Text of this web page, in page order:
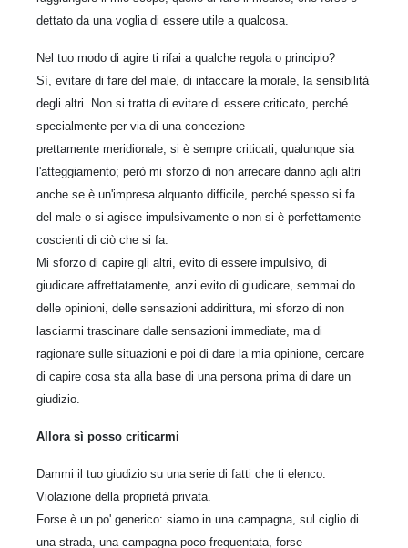
dettato da una voglia di essere utile a qualcosa.
Nel tuo modo di agire ti rifai a qualche regola o principio?
Sì, evitare di fare del male, di intaccare la morale, la sensibilità
degli altri. Non si tratta di evitare di essere criticato, perché
specialmente per via di una concezione
prettamente meridionale, si è sempre criticati, qualunque sia
l'atteggiamento; però mi sforzo di non arrecare danno agli altri
anche se è un'impresa alquanto difficile, perché spesso si fa
del male o si agisce impulsivamente o non si è perfettamente
coscienti di ciò che si fa.
Mi sforzo di capire gli altri, evito di essere impulsivo, di
giudicare affrettatamente, anzi evito di giudicare, semmai do
delle opinioni, delle sensazioni addirittura, mi sforzo di non
lasciarmi trascinare dalle sensazioni immediate, ma di
ragionare sulle situazioni e poi di dare la mia opinione, cercare
di capire cosa sta alla base di una persona prima di dare un
giudizio.
Allora sì posso criticarmi
Dammi il tuo giudizio su una serie di fatti che ti elenco.
Violazione della proprietà privata.
Forse è un po' generico: siamo in una campagna, sul ciglio di
una strada, una campagna poco frequentata, forse